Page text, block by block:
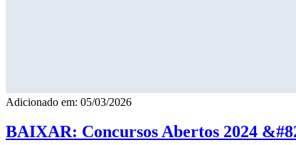
Adicionado em: 05/03/2026
BAIXAR: Concursos Abertos 2024